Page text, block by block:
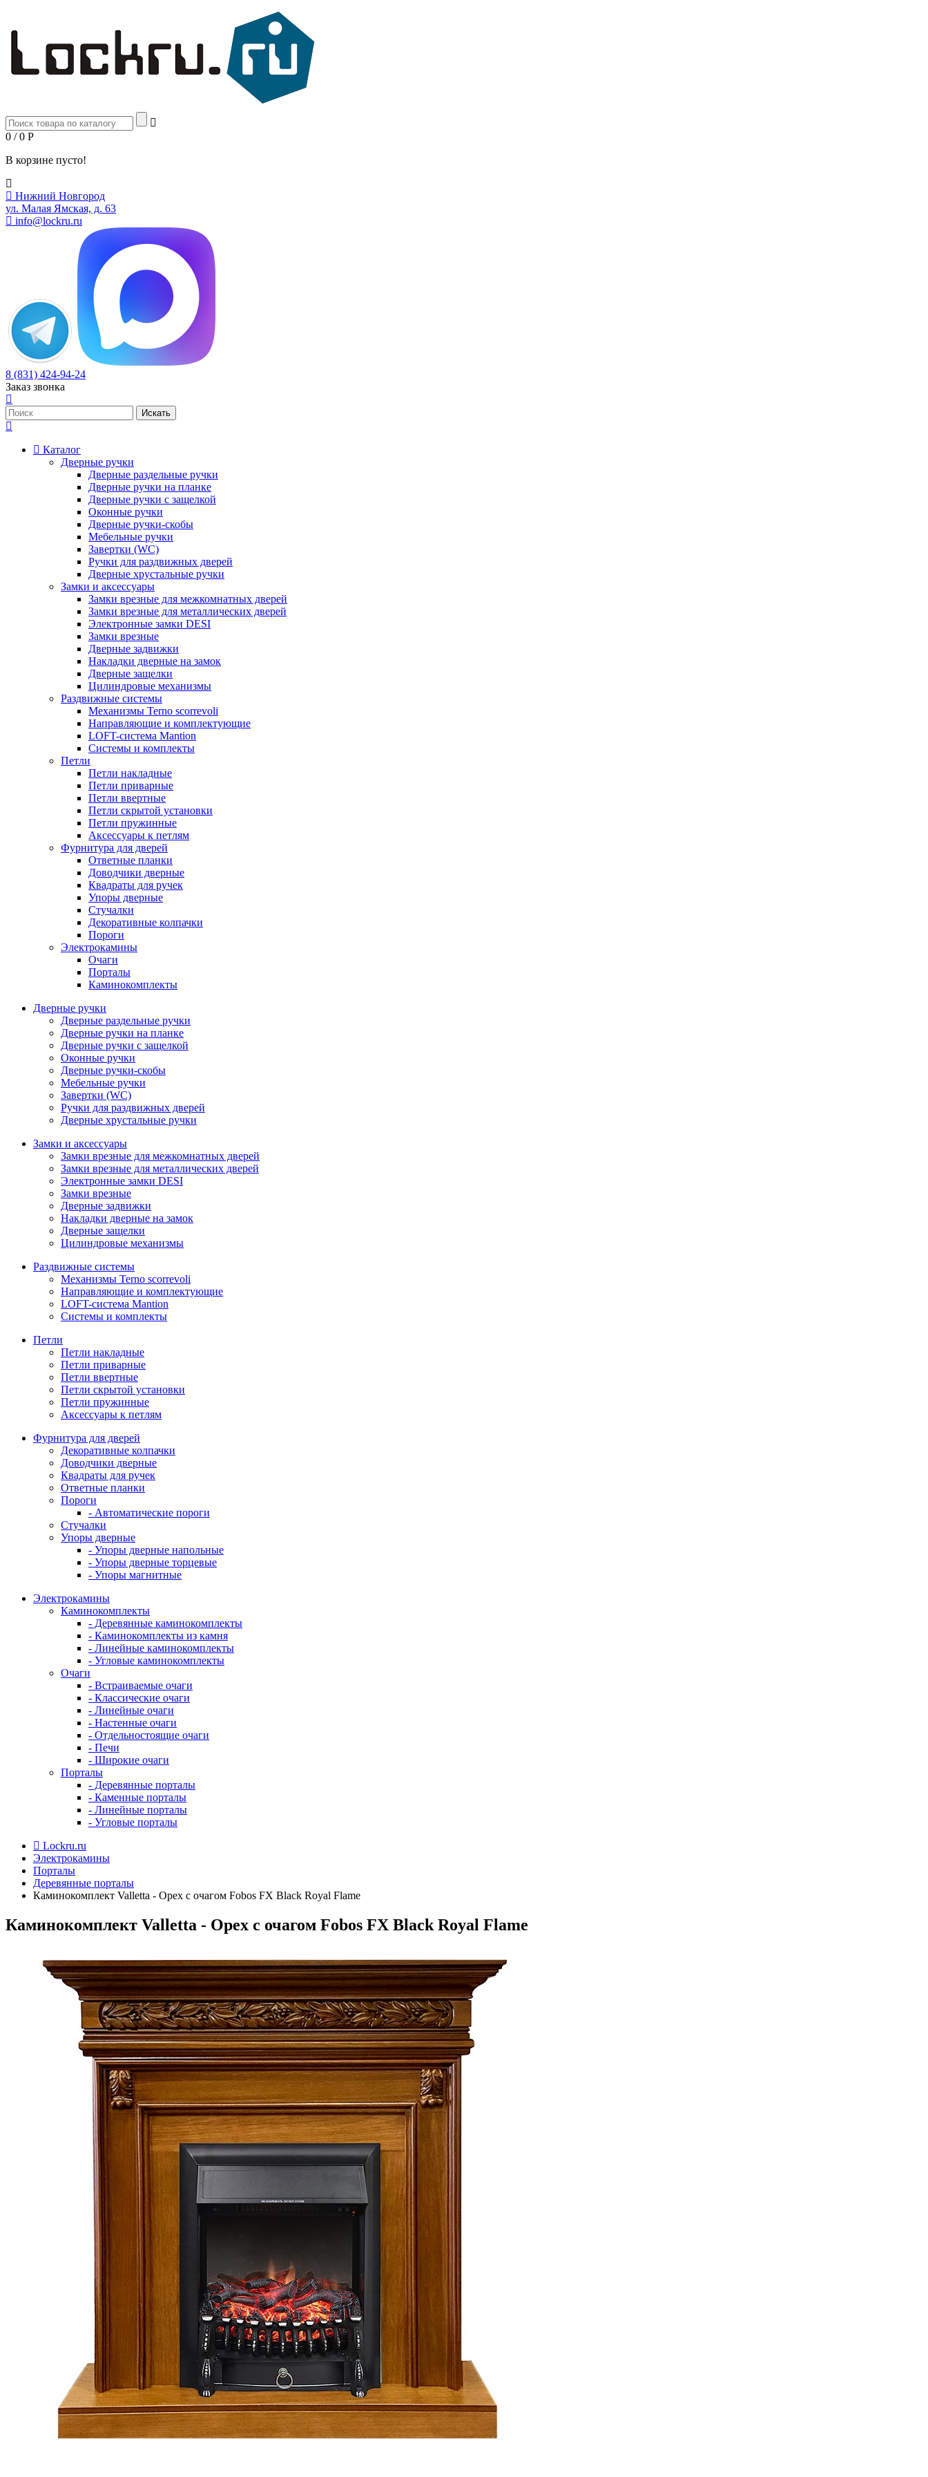
0 / 0 Р
В корзине пусто!
Нижний Новгород
ул. Малая Ямская, д. 63
info@lockru.ru
8 (831) 424-94-24
Заказ звонка
Каталог
Дверные ручки
Дверные раздельные ручки
Дверные ручки на планке
Дверные ручки с защелкой
Оконные ручки
Дверные ручки-скобы
Мебельные ручки
Завертки (WC)
Ручки для раздвижных дверей
Дверные хрустальные ручки
Замки и аксессуары
Замки врезные для межкомнатных дверей
Замки врезные для металлических дверей
Электронные замки DESI
Замки врезные
Дверные задвижки
Накладки дверные на замок
Дверные защелки
Цилиндровые механизмы
Раздвижные системы
Механизмы Terno scorrevoli
Направляющие и комплектующие
LOFT-cистема Mantion
Системы и комплекты
Петли
Петли накладные
Петли приварные
Петли ввертные
Петли скрытой установки
Петли пружинные
Аксессуары к петлям
Фурнитура для дверей
Ответные планки
Доводчики дверные
Квадраты для ручек
Упоры дверные
Стучалки
Декоративные колпачки
Пороги
Электрокамины
Очаги
Порталы
Каминокомплекты
Дверные ручки
Дверные раздельные ручки
Дверные ручки на планке
Дверные ручки с защелкой
Оконные ручки
Дверные ручки-скобы
Мебельные ручки
Завертки (WC)
Ручки для раздвижных дверей
Дверные хрустальные ручки
Замки и аксессуары
Замки врезные для межкомнатных дверей
Замки врезные для металлических дверей
Электронные замки DESI
Замки врезные
Дверные задвижки
Накладки дверные на замок
Дверные защелки
Цилиндровые механизмы
Раздвижные системы
Механизмы Terno scorrevoli
Направляющие и комплектующие
LOFT-cистема Mantion
Системы и комплекты
Петли
Петли накладные
Петли приварные
Петли ввертные
Петли скрытой установки
Петли пружинные
Аксессуары к петлям
Фурнитура для дверей
Декоративные колпачки
Доводчики дверные
Квадраты для ручек
Ответные планки
Пороги
- Автоматические пороги
Стучалки
Упоры дверные
- Упоры дверные напольные
- Упоры дверные торцевые
- Упоры магнитные
Электрокамины
Каминокомплекты
- Деревянные каминокомплекты
- Каминокомплекты из камня
- Линейные каминокомплекты
- Угловые каминокомплекты
Очаги
- Встраиваемые очаги
- Классические очаги
- Линейные очаги
- Настенные очаги
- Отдельностоящие очаги
- Печи
- Широкие очаги
Порталы
- Деревянные порталы
- Каменные порталы
- Линейные порталы
- Угловые порталы
Lockru.ru
Электрокамины
Порталы
Деревянные порталы
Каминокомплект Valletta - Орех с очагом Fobos FX Black Royal Flame
Каминокомплект Valletta - Орех с очагом Fobos FX Black Royal Flame